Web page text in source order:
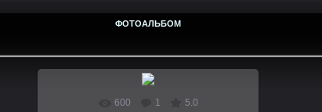
ФОТОАЛЬБОМ
В реальном размере 2048x1536
600 1 5.0